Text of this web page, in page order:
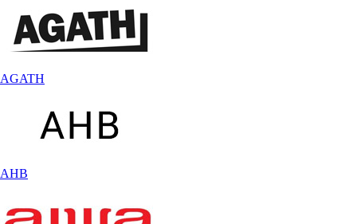
AGATH
AHB